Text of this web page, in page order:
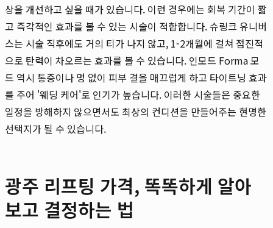
상을 개선하고 싶을 때가 있습니다. 이런 경우에는 회복 기간이 짧
고 즉각적인 효과를 볼 수 있는 시술이 적합합니다. 슈링크 유니버
스는 시술 직후에도 거의 티가 나지 않고, 1-2개월에 걸쳐 점진적
으로 탄력이 차오르는 효과를 볼 수 있습니다. 인모드 Forma 모
드 역시 통증이나 멍 없이 피부 결을 매끄럽게 하고 타이트닝 효과
를 주어 '웨딩 케어'로 인기가 높습니다. 이러한 시술들은 중요한
일정을 방해하지 않으면서도 최상의 컨디션을 만들어주는 현명한
선택지가 될 수 있습니다.
광주 리프팅 가격, 똑똑하게 알아
보고 결정하는 법